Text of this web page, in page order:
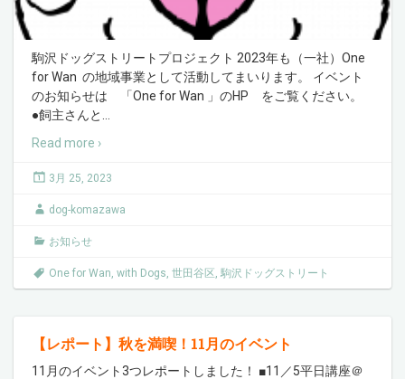
駒沢ドッグストリートプロジェクト 2023年も（一社）One
for Wan の地域事業として活動してまいります。 イベント
のお知らせは 「One for Wan 」のHP をご覧ください。
●飼主さんと
Read more ›
3月 25, 2023
dog-komazawa
お知らせ
One for Wan, with Dogs, 世田谷区, 駒沢ドッグストリート
【レポート】秋を満喫！11月のイベント
11月のイベント3つレポートしました！ ■11／5平日講座＠